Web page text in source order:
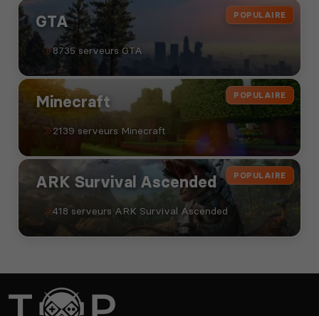
POPULAIRE
GTA
8735 serveurs GTA
POPULAIRE
Minecraft
2139 serveurs Minecraft
POPULAIRE
ARK Survival Ascended
418 serveurs ARK Survival Ascended